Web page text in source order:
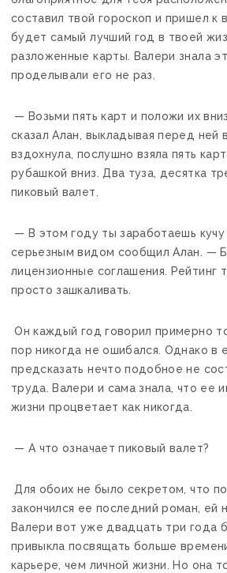
составил твой гороскоп и пришел к
будет самый лучший год в твоей
разложенные карты. Валери знала
проделывали его не раз.
— Возьми пять карт и положи их
сказал Алан, выкладывая перед ней
вздохнула, послушно взяла пять
рубашкой вниз. Два туза, десятка
пиковый валет.
— В этом году ты заработаешь
серьезным видом сообщил Алан. —
лицензионные соглашения. Рейтинг
просто зашкаливать.
Он каждый год говорил примерно
пор никогда не ошибался. Однако в
предсказать нечто подобное не
труда. Валери и сама знала, что ее
жизни процветает как никогда.
— А что означает пиковый валет?
Для обоих не было секретом, что
закончился ее последний роман, ей
Валери вот уже двадцать три года
привыкла посвящать больше
карьере, чем личной жизни. Но она